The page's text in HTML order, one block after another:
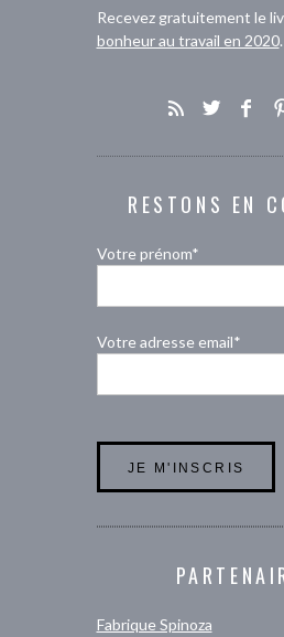
Recevez gratuitement le
bonheur au travail en 2020.
RESTONS EN
Votre prénom*
Votre adresse email*
Fabrique Spinoza